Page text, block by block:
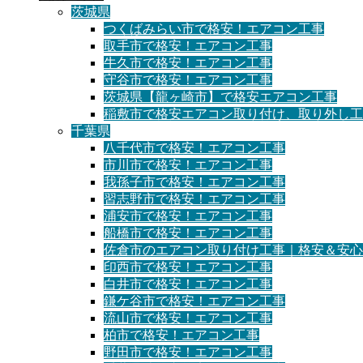
茨城県
つくばみらい市で格安！エアコン工事
取手市で格安！エアコン工事
牛久市で格安！エアコン工事
守谷市で格安！エアコン工事
茨城県【龍ヶ崎市】で格安エアコン工事
稲敷市で格安エアコン取り付け、取り外し工
千葉県
八千代市で格安！エアコン工事
市川市で格安！エアコン工事
我孫子市で格安！エアコン工事
習志野市で格安！エアコン工事
浦安市で格安！エアコン工事
船橋市で格安！エアコン工事
佐倉市のエアコン取り付け工事｜格安＆安
印西市で格安！エアコン工事
白井市で格安！エアコン工事
鎌ケ谷市で格安！エアコン工事
流山市で格安！エアコン工事
柏市で格安！エアコン工事
野田市で格安！エアコン工事